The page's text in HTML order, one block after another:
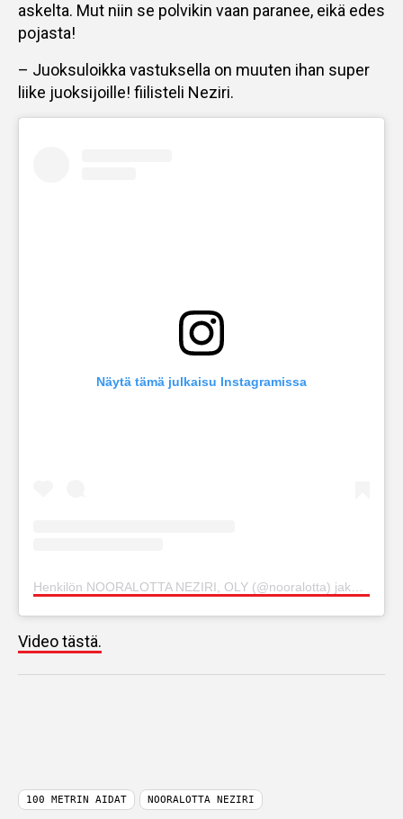
askelta. Mut niin se polvikin vaan paranee, eikä edes
pojasta!
– Juoksuloikka vastuksella on muuten ihan super
liike juoksijoille! fiilisteli Neziri.
Näytä tämä julkaisu Instagramissa
Video tästä.
100 METRIN AIDAT NOORALOTTA NEZIRI